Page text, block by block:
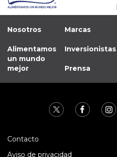
Nosotros
Alimentamos
un mundo
mejor
Marcas
Inversionistas
Prensa
Contacto
Aviso de privacidad